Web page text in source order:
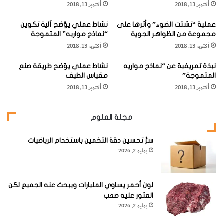
القبّرة العقعقيّة (Magpie-Lark
الاسم العلمي:
Grallina cyanoleuca، فصيلة الملَكيّة
(
Monarchidae)، الطّول 27 سم / 5,10 بوصات.
"
ل
كُ
و
ا
كُ
و
ج
ن
ي
"
م
د
يّ
"
"
ا
ل
س
ا
م
ا
يّ
أكتوبر 13, 2018 أكتوبر 13, 2018
عملية “تشتت الضوء” وأثرها على
مجموعة من الظواهر الجوية
أكتوبر 13, 2018
نشاط عملي يوّضح آلية تكوين
“نماذج مواريه” المتموجة
أكتوبر 13, 2018
نبذة تعريفية عن “نماذج مواريه
المتموجة”
أكتوبر 13, 2018
نشاط عملي يوّضح طريقة صنع
مقياس الطيف
أكتوبر 13, 2018
مجلة العلوم
سرُّ تحسين دقة التخمين باستخدام الرياضيات
يوليو 2, 2026
لون أحمر يساوي المليارات ويبحث عنه الجميع لكن
العثور عليه صعب
يوليو 2, 2026